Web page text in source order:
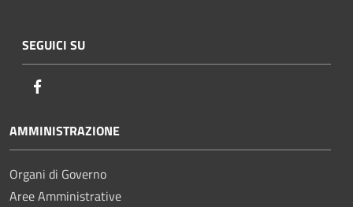
SEGUICI SU
AMMINISTRAZIONE
Organi di Governo
Aree Amministrative